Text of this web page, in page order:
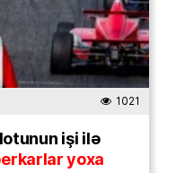
1021
işi ilə
yoxa